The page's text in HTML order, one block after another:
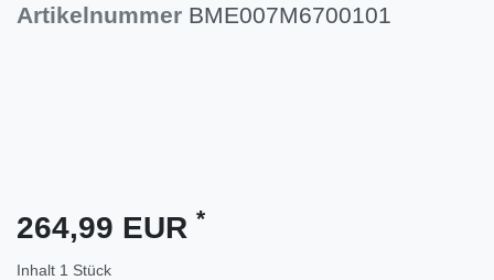
Artikelnummer BME007M6700101
264,99 EUR *
Inhalt 1 Stück